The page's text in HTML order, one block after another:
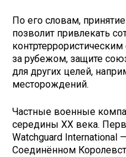
По его словам,
позволит привлекать
за рубежом, защите
для других целей,
месторождений.
Частные военные
середины XX века.
Watchguard International
Соединённом